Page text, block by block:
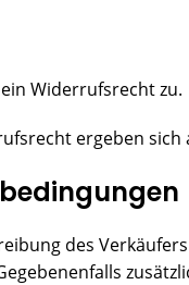
Widerrufsrecht zu.
ergeben
des